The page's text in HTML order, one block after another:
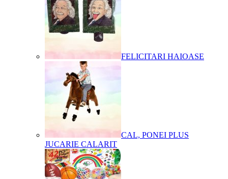
FELICITARI HAIOASE
CAL, PONEI PLUS
JUCARIE CALARIT